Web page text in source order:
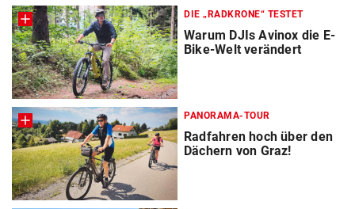
DIE „RADKRONE“ TESTET
Warum DJIs Avinox die E-
Bike-Welt verändert
PANORAMA-TOUR
Radfahren hoch über den
Dächern von Graz!